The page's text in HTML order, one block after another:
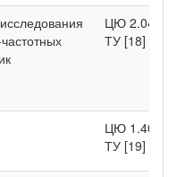
ЦЮ
ТУ [18]
ЦЮ
ТУ [19]